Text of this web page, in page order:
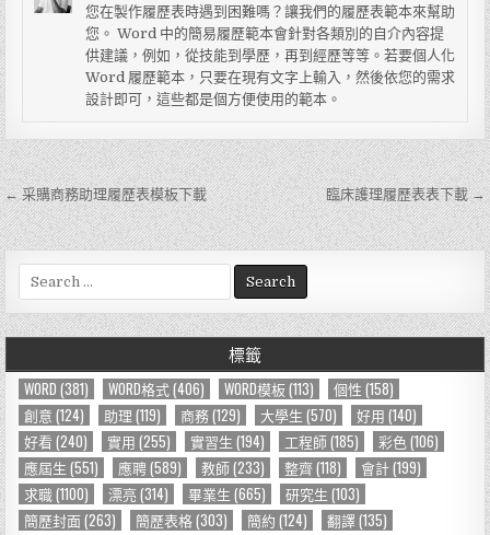
您在製作履歷表時遇到困難嗎？讓我們的履歷表範本來幫助
您。 Word 中的簡易履歷範本會針對各類別的自介內容提
供建議，例如，從技能到學歷，再到經歷等等。若要個人化
Word 履歷範本，只要在現有文字上輸入，然後依您的需求
設計即可，這些都是個方便使用的範本。
文
章
導
覽
← 采購商務助理履歷表模板下載 臨床護理履歷表表下載 →
e
a
r
h
f
o
r
標籤
WORD (381) WORD格式(406) WORD模板(113) 個性 (158)
創意 (124) 助理 (119) 商務(129) 大學生 (570) 好用 (140)
好看 (240) 實用 (255) 實習生 (194) 工程師(185) 彩色 (106)
應屆生 (551) 應聘(589) 教師(233) 整齊(118) 會計(199)
求職(1100) 漂亮 (314) 畢業生 (665) 研究生 (103)
簡歷封面(263) 簡歷表格(303) 簡約 (124) 翻譯(135)